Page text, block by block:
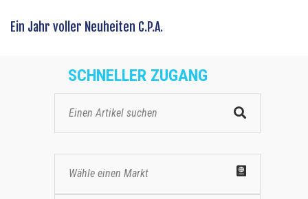
Ein Jahr voller Neuheiten C.P.A.
SCHNELLER ZUGANG
Wähle einen Markt